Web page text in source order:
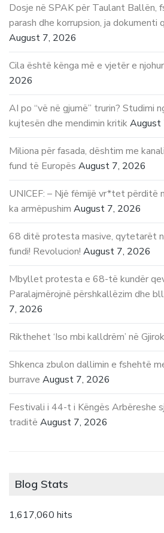
Dosje në SPAK për Taulant Ballën,
parash dhe korrupsion, ja dokumenti
August 7, 2026
Cila është kënga më e vjetër e
2026
AI po “vë në gjumë” trurin? Studimi
kujtesën dhe mendimin kritikAugust
Miliona për fasada, dështim me
fund të Europës August 7, 2026
UNICEF: – Një fëmijë vr*tet përditë
ka armëpushim August 7, 2026
68 ditë protesta masive, qytetarët
fundi! Revolucion! August 7, 2026
Mbyllet protesta e 68-të kundër
Paralajmërojnë përshkallëzim dhe
7, 2026
Rikthehet ‘Iso mbi kalldrëm’ në
Shkenca zbulon dallimin e fshehtë
burrave August 7, 2026
Festivali i 44-t i Këngës Arbëreshe
traditë August 7, 2026
Blog Stats
1,617,060 hits